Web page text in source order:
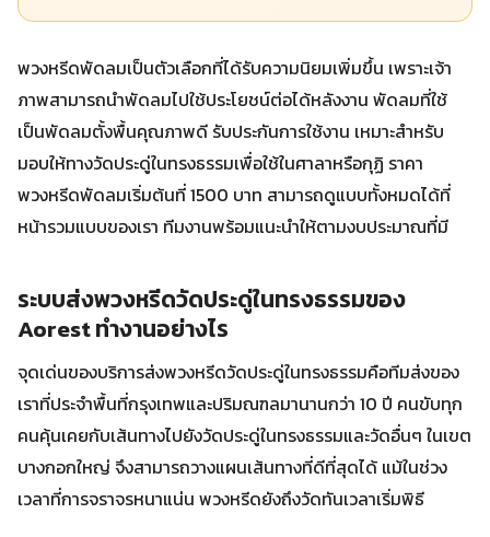
พวงหรีดพัดลมเป็นตัวเลือกที่ได้รับความนิยมเพิ่มขึ้น เพราะเจ้า
ภาพสามารถนำพัดลมไปใช้ประโยชน์ต่อได้หลังงาน พัดลมที่ใช้
เป็นพัดลมตั้งพื้นคุณภาพดี รับประกันการใช้งาน เหมาะสำหรับ
มอบให้ทางวัดประดู่ในทรงธรรมเพื่อใช้ในศาลาหรือกุฏิ ราคา
พวงหรีดพัดลมเริ่มต้นที่ 1500 บาท สามารถดูแบบทั้งหมดได้ที่
หน้ารวมแบบของเรา ทีมงานพร้อมแนะนำให้ตามงบประมาณที่มี
ระบบส่งพวงหรีดวัดประดู่ในทรงธรรมของ
Aorest ทำงานอย่างไร
จุดเด่นของบริการส่งพวงหรีดวัดประดู่ในทรงธรรมคือทีมส่งของ
เราที่ประจำพื้นที่กรุงเทพและปริมณฑลมานานกว่า 10 ปี คนขับทุก
คนคุ้นเคยกับเส้นทางไปยังวัดประดู่ในทรงธรรมและวัดอื่นๆ ในเขต
บางกอกใหญ่ จึงสามารถวางแผนเส้นทางที่ดีที่สุดได้ แม้ในช่วง
เวลาที่การจราจรหนาแน่น พวงหรีดยังถึงวัดทันเวลาเริ่มพิธี